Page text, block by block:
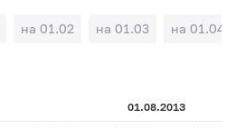
на 01.02 на 01.03 на 01.04
01.08.2013